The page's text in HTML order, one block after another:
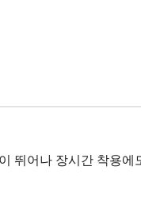
뛰어나 장시간 착용에